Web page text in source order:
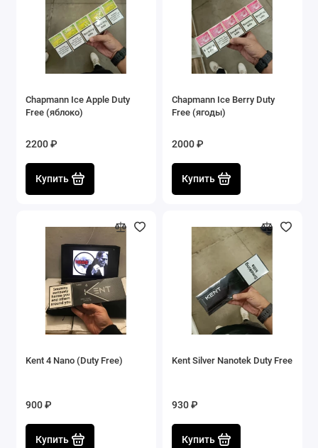
Chapmann Ice Apple Duty
Free (яблоко)
2200 ₽
Купить
Chapmann Ice Berry Duty
Free (ягоды)
2000 ₽
Купить
Kent 4 Nano (Duty Free)
900 ₽
Купить
Kent Silver Nanotek Duty Free
930 ₽
Купить